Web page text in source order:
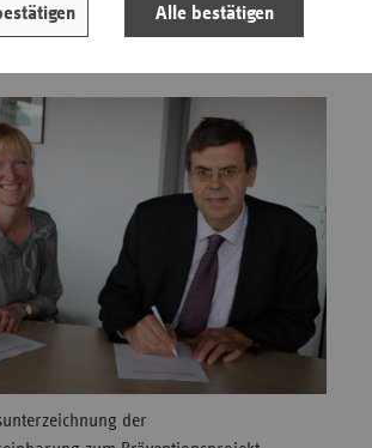
Alle bestätigen
auch die Projektstandorte in
Kyffhäuserkreis und im Saale-Holzland-
der